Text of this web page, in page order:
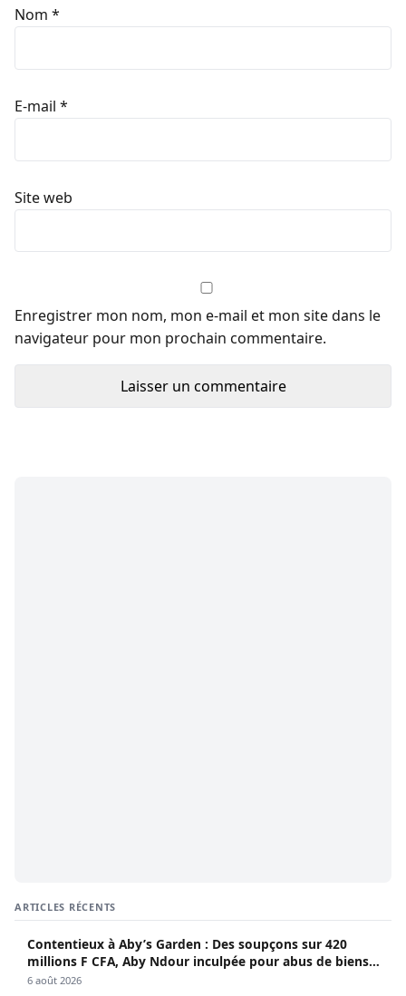
Nom *
E-mail *
Site web
Enregistrer mon nom, mon e-mail et mon site dans le
navigateur pour mon prochain commentaire.
ARTICLES RÉCENTS
Contentieux à Aby’s Garden : Des soupçons sur 420
millions F CFA, Aby Ndour inculpée pour abus de biens
sociaux
6 août 2026